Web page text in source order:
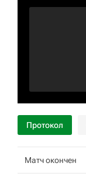
Протокол
Матч окончен